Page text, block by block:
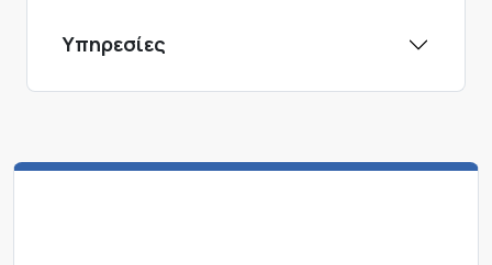
Υπηρεσίες